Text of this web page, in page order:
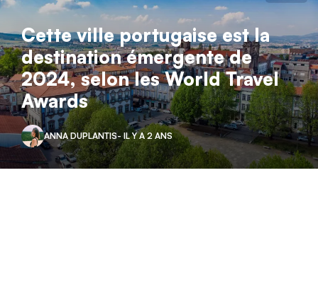
Cette ville portugaise est la
destination émergente de
2024, selon les World Travel
Awards
ANNA DUPLANTIS- IL Y A 2 ANS